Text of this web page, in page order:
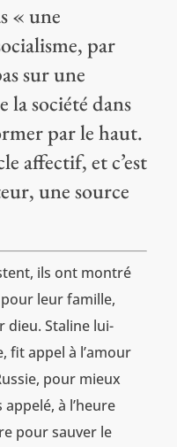
« une
par
sur une
la société dans
par le haut.
affectif, et c’est
une source
ils ont montré
leur famille,
Staline lui-
fit appel à l’amour
pour mieux
à l’heure
pour sauver le